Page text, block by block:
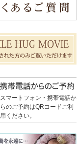
スマートフォン・携帯電話か
らのご予約はQRコードご利
用ください。